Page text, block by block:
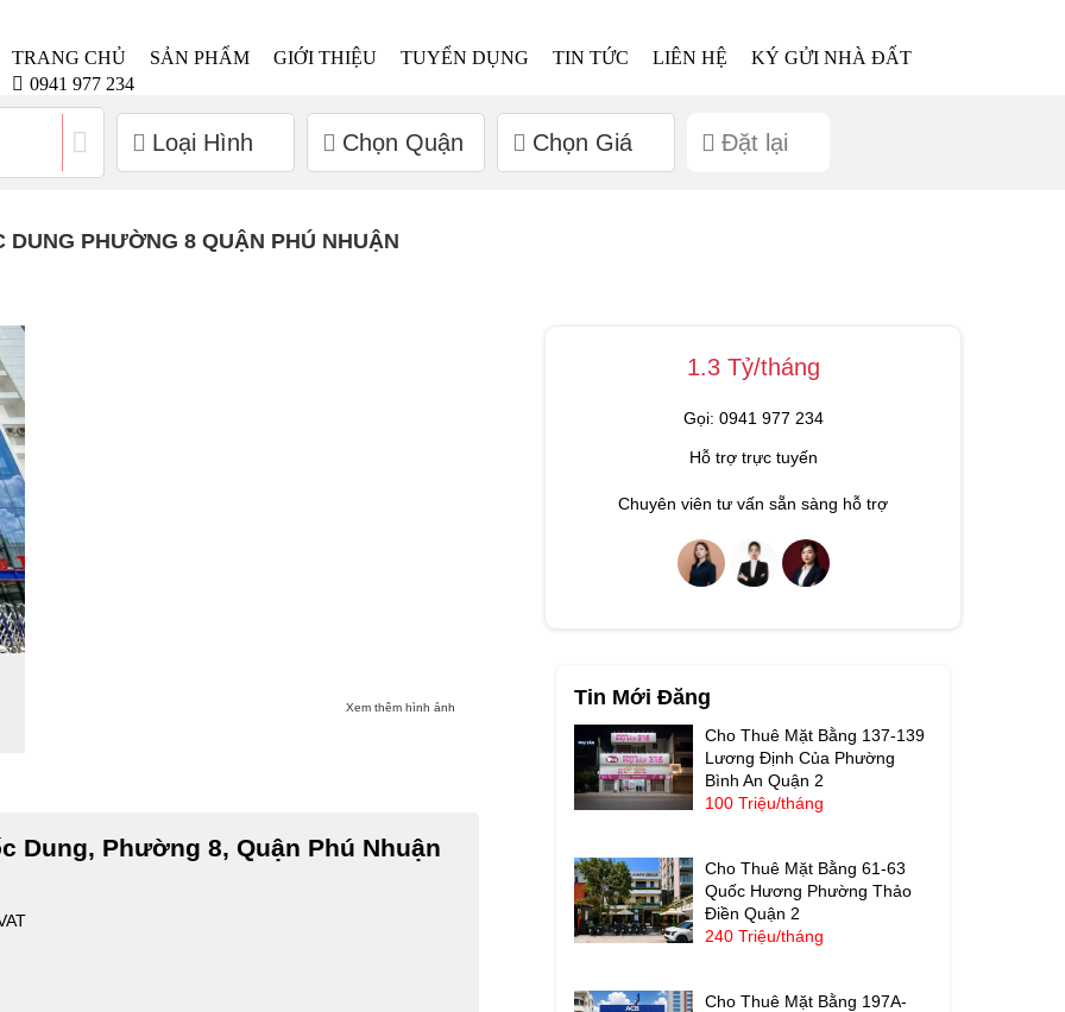
TRANG CHỦ SẢN PHẨM GIỚI THIỆU TUYỂN DỤNG TIN TỨC LIÊN HỆ
KÝ GỬI NHÀ ĐẤT
0941 977 234
Loại Hình Chọn Quận Chọn Giá Đặt lại
PHƯỜNG 8 QUẬN PHÚ NHUẬN
Xem thêm hình ảnh
Dung, Phường 8, Quận Phú Nhuận
1.3 Tỷ/tháng
Gọi: 0941 977 234
Hỗ trợ trực tuyến
Chuyên viên tư vấn sẵn sàng hỗ trợ
Tin Mới Đăng
Cho Thuê Mặt Bằng 137-139
Lương Định Của Phường
Bình An Quận 2
100 Triệu/tháng
Cho Thuê Mặt Bằng 61-63
Quốc Hương Phường Thảo
Điền Quận 2
240 Triệu/tháng
Cho Thuê Mặt Bằng 197A-